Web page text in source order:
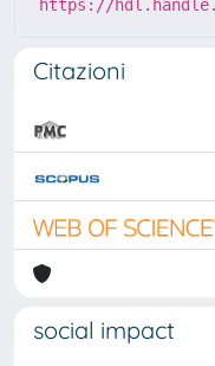
https://
Citazioni
social impact